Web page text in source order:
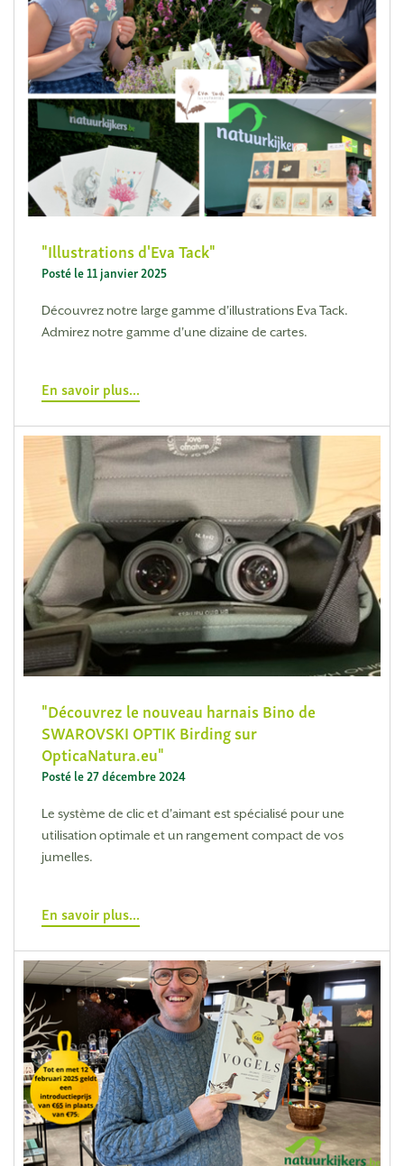
Illustrations d'Eva Tack
Posté le 11 janvier 2025
Découvrez notre large gamme d'illustrations Eva Tack.
Admirez notre gamme d'une dizaine de cartes.
En savoir plus...
Découvrez le nouveau harnais Bino de
SWAROVSKI OPTIK Birding sur
OpticaNatura.eu
Posté le 27 décembre 2024
Le système de clic et d'aimant est spécialisé pour une
utilisation optimale et un rangement compact de vos
jumelles.
En savoir plus...